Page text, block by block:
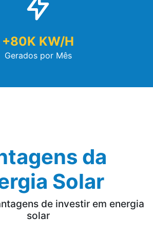
+80K KW/h
Gerados por Mês
da
Solar
de investir em energia
solar